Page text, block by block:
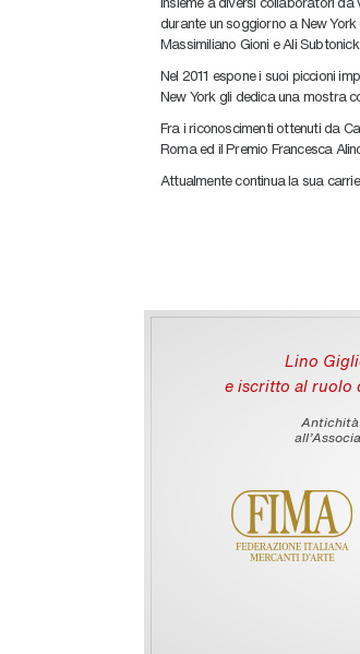
durante un soggiorno a New York
Massimiliano Gioni e Ali
Nel 2011 espone i suoi piccioni
New York gli dedica una mostra
Fra i riconoscimenti ottenuti da
Roma ed il Premio Francesca
Attualmente continua la sua
Lino
e iscritto al ruolo
Antichità